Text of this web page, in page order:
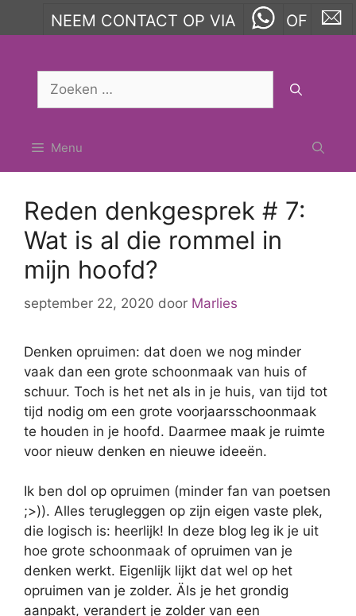
NEEM CONTACT OP VIA OF
Zoek
Menu
Reden denkgesprek # 7:
Wat is al die rommel in
mijn hoofd?
september 22, 2020 door Marlies
Denken opruimen: dat doen we nog minder
vaak dan een grote schoonmaak van huis of
schuur. Toch is het net als in je huis, van tijd tot
tijd nodig om een grote voorjaarsschoonmaak
te houden in je hoofd. Daarmee maak je ruimte
voor nieuw denken en nieuwe ideeën.
Ik ben dol op opruimen (minder fan van poetsen
;>)). Alles terugleggen op zijn eigen vaste plek,
die logisch is: heerlijk! In deze blog leg ik je uit
hoe grote schoonmaak of opruimen van je
denken werkt. Eigenlijk lijkt dat wel op het
opruimen van je zolder. Äls je het grondig
aanpakt, verandert je zolder van een